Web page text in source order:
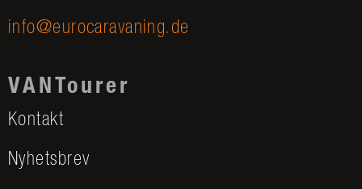
info@eurocaravaning.de
VANTourer
Kontakt
Nyhetsbrev